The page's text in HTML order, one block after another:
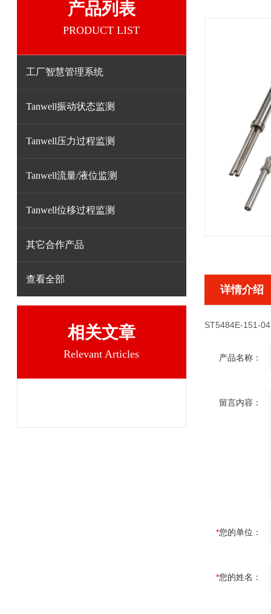
产品列表
PRODUCT LIST
工厂智慧管理系统
Tanwell振动状态监测
Tanwell压力过程监测
Tanwell流量/液位监测
Tanwell位移过程监测
其它合作产品
查看全部
相关文章
Relevant Articles
详情介绍
ST5484E-151-
产品名称：
留言内容：
*您的单位：
*您的姓名：